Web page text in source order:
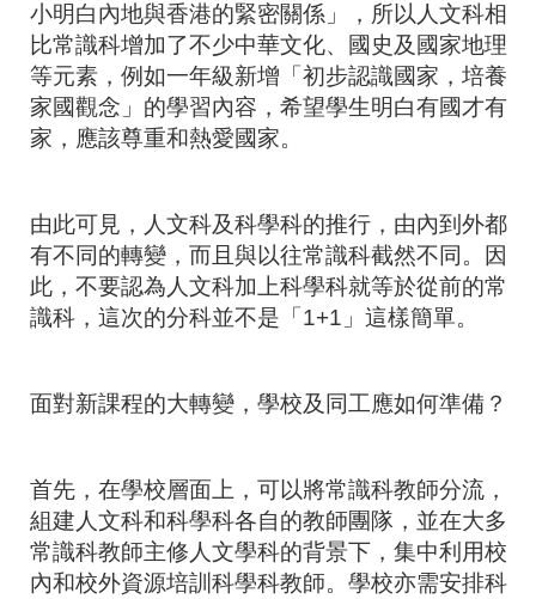
小明白內地與香港的緊密關係」，所以人文科相
比常識科增加了不少中華文化、國史及國家地理
等元素，例如一年級新增「初步認識國家，培養
家國觀念」的學習內容，希望學生明白有國才有
家，應該尊重和熱愛國家。
由此可見，人文科及科學科的推行，由內到外都
有不同的轉變，而且與以往常識科截然不同。因
此，不要認為人文科加上科學科就等於從前的常
識科，這次的分科並不是「 1+1 」這樣簡單。
面對新課程的大轉變，學校及同工應如何準備？
首先，在學校層面上，可以將常識科教師分流，
組建人文科和科學科各自的教師團隊，並在大多
常識科教師主修人文學科的背景下，集中利用校
內和校外資源培訓科學科教師。學校亦需安排科